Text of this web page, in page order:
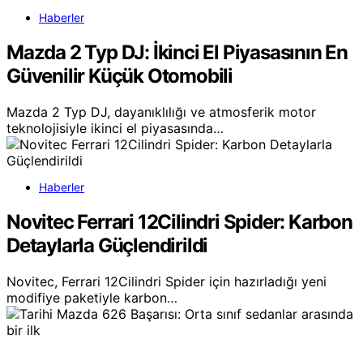
Haberler
Mazda 2 Typ DJ: İkinci El Piyasasının En
Güvenilir Küçük Otomobili
Mazda 2 Typ DJ, dayanıklılığı ve atmosferik motor
teknolojisiyle ikinci el piyasasında…
Haberler
Novitec Ferrari 12Cilindri Spider: Karbon
Detaylarla Güçlendirildi
Novitec, Ferrari 12Cilindri Spider için hazırladığı yeni
modifiye paketiyle karbon…